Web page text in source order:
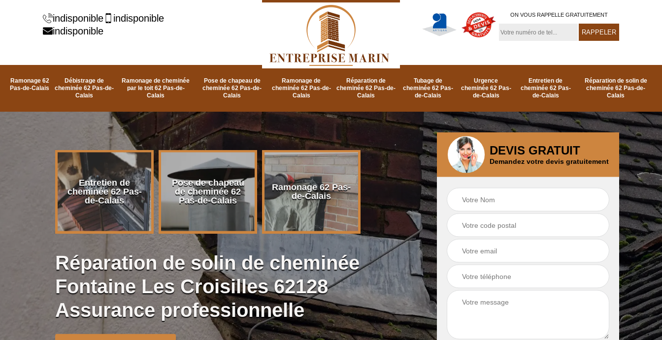
indisponible
indisponible
indisponible
ON VOUS RAPPELLE GRATUITEMENT
Ramonage 62
Pas-de-Calais
Débistrage de
cheminée 62 Pas-de-
Calais
Ramonage de cheminée
par le toit 62 Pas-de-
Calais
Pose de chapeau de
cheminée 62 Pas-de-
Calais
Ramonage de
cheminée 62 Pas-de-
Calais
Réparation de
cheminée 62 Pas-de-
Calais
Tubage de
cheminée 62 Pas-
de-Calais
Urgence
cheminée 62 Pas-
de-Calais
Entretien de
cheminée 62 Pas-
de-Calais
Réparation de solin de
cheminée 62 Pas-de-
Calais
Entretien de
cheminée 62 Pas-
de-Calais
Pose de chapeau
de cheminée 62
Pas-de-Calais
Ramonage 62 Pas-
de-Calais
Ramonage de
cheminée 62 Pas-
de-Calais
62 Pas-de-Calais
Réparation de
cheminée 62 Pas-
de-Calais
Réparation de solin de cheminée
Fontaine Les Croisilles 62128
Assurance professionnelle
DEVIS GRATUIT
Demandez votre devis gratuitement